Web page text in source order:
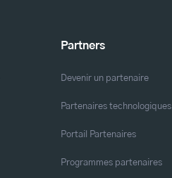
Partners
Devenir un partenaire
Partenaires technologiques
Portail Partenaires
Programmes partenaires